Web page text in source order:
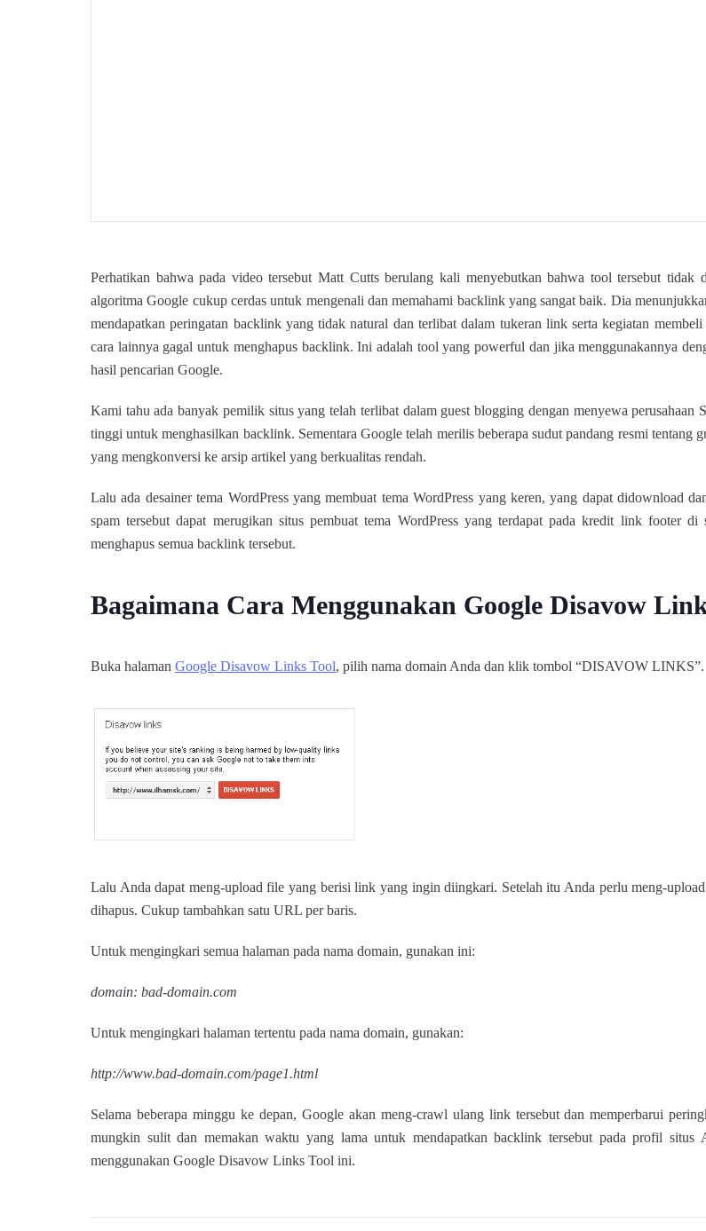
Perhatikan bahwa pada video tersebut Matt Cutts berulang kali menyebutkan bahwa tool tersebut tidak
algoritma Google cukup cerdas untuk mengenali dan memahami backlink yang sangat baik. Dia
mendapatkan peringatan backlink yang tidak natural dan terlibat dalam tukeran link serta kegiatan
cara lainnya gagal untuk menghapus backlink. Ini adalah tool yang powerful dan jika menggunakannya
hasil pencarian Google.
Kami tahu ada banyak pemilik situs yang telah terlibat dalam guest blogging dengan menyewa
tinggi untuk menghasilkan backlink. Sementara Google telah merilis beberapa sudut pandang resmi
yang mengkonversi ke arsip artikel yang berkualitas rendah.
Lalu ada desainer tema WordPress yang membuat tema WordPress yang keren, yang dapat didownload
spam tersebut dapat merugikan situs pembuat tema WordPress yang terdapat pada kredit link footer
menghapus semua backlink tersebut.
Bagaimana Cara Menggunakan Google Disavow
Buka halaman Google Disavow Links Tool, pilih nama domain Anda dan klik tombol “DISAVOW LINKS”.
Lalu Anda dapat meng-upload file yang berisi link yang ingin diingkari. Setelah itu Anda perlu meng-
dihapus. Cukup tambahkan satu URL per baris.
Untuk mengingkari semua halaman pada nama domain, gunakan ini:
domain: bad-domain.com
Untuk mengingkari halaman tertentu pada nama domain, gunakan:
http://www.bad-domain.com/page1.html
Selama beberapa minggu ke depan, Google akan meng-crawl ulang link tersebut dan memperbarui
mungkin sulit dan memakan waktu yang lama untuk mendapatkan backlink tersebut pada profil
menggunakan Google Disavow Links Tool ini.